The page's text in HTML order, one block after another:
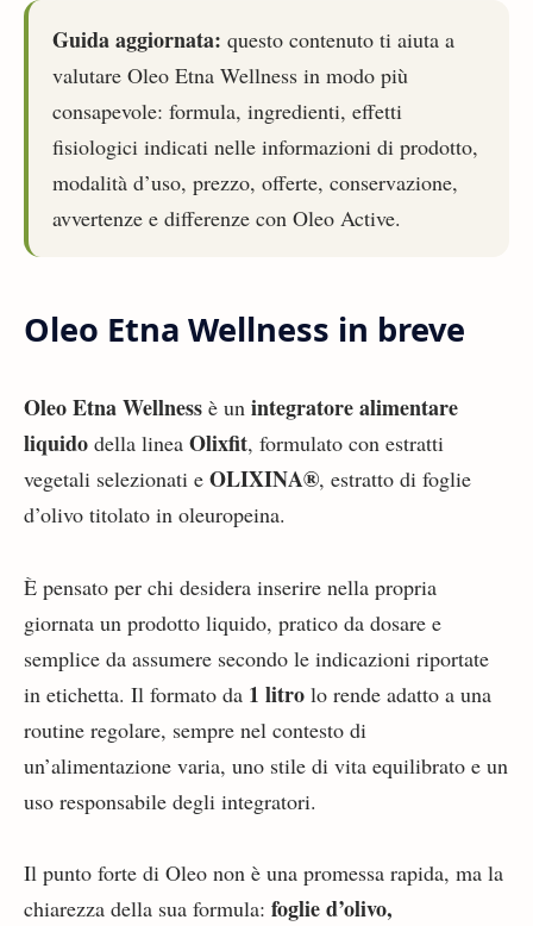
Guida aggiornata: questo contenuto ti aiuta a
valutare Oleo Etna Wellness in modo più
consapevole: formula, ingredienti, effetti
fisiologici indicati nelle informazioni di prodotto,
modalità d’uso, prezzo, offerte, conservazione,
avvertenze e differenze con Oleo Active.
Oleo Etna Wellness in breve
Oleo Etna Wellness è un integratore alimentare
liquido della linea Olixfit, formulato con estratti
vegetali selezionati e OLIXINA®, estratto di foglie
d’olivo titolato in oleuropeina.
È pensato per chi desidera inserire nella propria
giornata un prodotto liquido, pratico da dosare e
semplice da assumere secondo le indicazioni riportate
in etichetta. Il formato da 1 litro lo rende adatto a una
routine regolare, sempre nel contesto di
un’alimentazione varia, uno stile di vita equilibrato e un
uso responsabile degli integratori.
Il punto forte di Oleo non è una promessa rapida, ma la
chiarezza della sua formula: foglie d’olivo,